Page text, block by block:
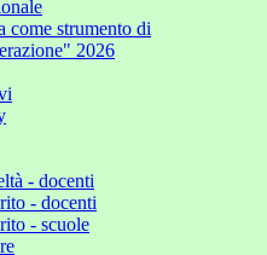
come strumento di
2026
- docenti
- docenti
- scuole